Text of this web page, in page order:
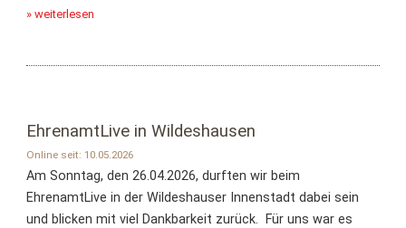
» weiterlesen
EhrenamtLive in Wildeshausen
Online seit: 10.05.2026
Am Sonntag, den 26.04.2026, durften wir beim
EhrenamtLive in der Wildeshauser Innenstadt dabei sein
und blicken mit viel Dankbarkeit zurück. Für uns war es